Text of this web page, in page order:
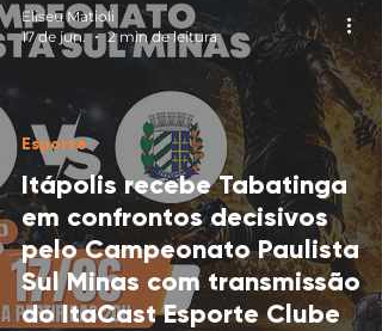
Itápolis recebe Tabatinga
em confrontos decisivos
pelo Campeonato Paulista
Sul Minas com transmissão
do ItaCast Esporte Clube
Esporte
Eliseu Matioli
17 de jun.
2 min de leitura